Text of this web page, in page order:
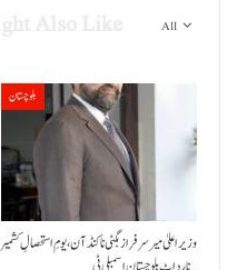
All
بلوچستان
وزیراعلیٰ میر سرفراز بگٹی نا کنڈ آن،یومِ استحصالِ کشمیر